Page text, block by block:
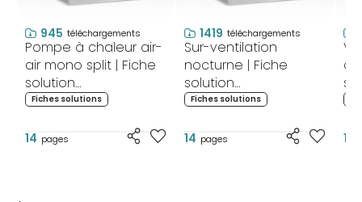
945 téléchargements
Pompe à chaleur air-
air mono split | Fiche
solution
technologique pour
Fiches solutions
14 pages
1419 téléchargements
Sur-ventilation
nocturne | Fiche
solution
technologique pour
Fiches solutions
14 pages 13